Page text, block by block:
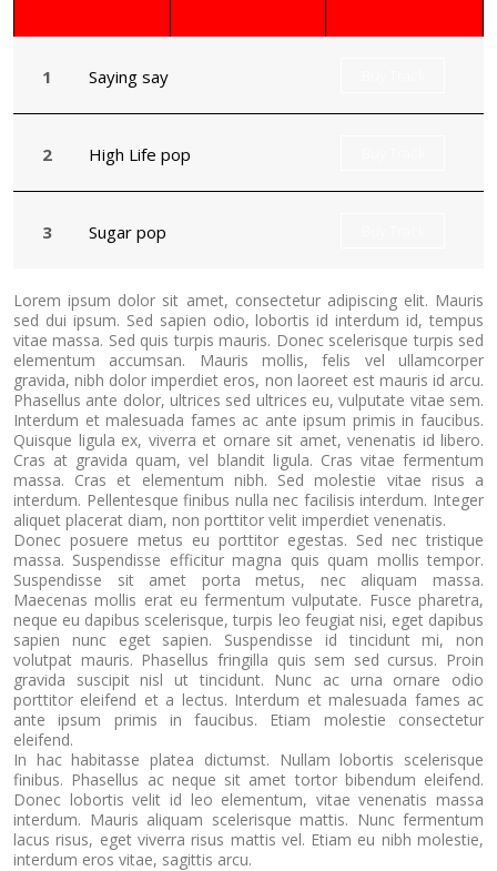
Saying say
High Life pop
Sugar pop
Lorem ipsum dolor sit amet, consectetur adipiscing elit. Mauris
sed dui ipsum. Sed sapien odio, lobortis id interdum id, tempus
vitae massa. Sed quis turpis mauris. Donec scelerisque turpis sed
elementum accumsan. Mauris mollis, felis vel ullamcorper
gravida, nibh dolor imperdiet eros, non laoreet est mauris id arcu.
Phasellus ante dolor, ultrices sed ultrices eu, vulputate vitae sem.
Interdum et malesuada fames ac ante ipsum primis in faucibus.
Quisque ligula ex, viverra et ornare sit amet, venenatis id libero.
Cras at gravida quam, vel blandit ligula. Cras vitae fermentum
massa. Cras et elementum nibh. Sed molestie vitae risus a
interdum. Pellentesque finibus nulla nec facilisis interdum. Integer
aliquet placerat diam, non porttitor velit imperdiet venenatis.
Donec posuere metus eu porttitor egestas. Sed nec tristique
massa. Suspendisse efficitur magna quis quam mollis tempor.
Suspendisse sit amet porta metus, nec aliquam massa.
Maecenas mollis erat eu fermentum vulputate. Fusce pharetra,
neque eu dapibus scelerisque, turpis leo feugiat nisi, eget dapibus
sapien nunc eget sapien. Suspendisse id tincidunt mi, non
volutpat mauris. Phasellus fringilla quis sem sed cursus. Proin
gravida suscipit nisl ut tincidunt. Nunc ac urna ornare odio
porttitor eleifend et a lectus. Interdum et malesuada fames ac
ante ipsum primis in faucibus. Etiam molestie consectetur
eleifend.
In hac habitasse platea dictumst. Nullam lobortis scelerisque
finibus. Phasellus ac neque sit amet tortor bibendum eleifend.
Donec lobortis velit id leo elementum, vitae venenatis massa
interdum. Mauris aliquam scelerisque mattis. Nunc fermentum
lacus risus, eget viverra risus mattis vel. Etiam eu nibh molestie,
interdum eros vitae, sagittis arcu.